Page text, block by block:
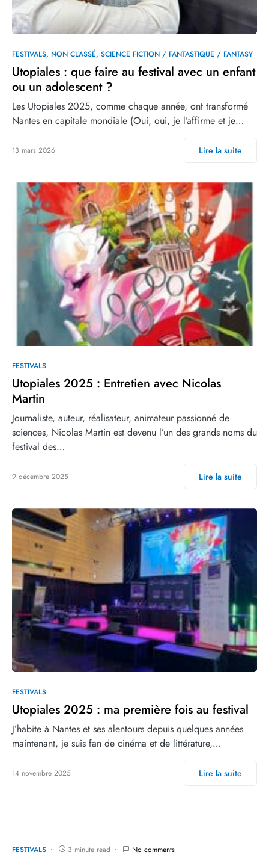
FESTIVALS NON CLASSÉ SCIENCE FICTION / FANTASTIQUE / FANTASY
Utopiales : que faire au festival avec un enfant
ou un adolescent ?
Les Utopiales 2025, comme chaque année, ont transformé
Nantes en capitale mondiale (Oui, oui, je l’affirme et je…
13 mars 2026 Lire la suite
FESTIVALS
Utopiales 2025 : Entretien avec Nicolas
Martin
Journaliste, auteur, réalisateur, animateur passionné de
sciences, Nicolas Martin est devenu l’un des grands noms du
festival des…
9 décembre 2025 Lire la suite
FESTIVALS
Utopiales 2025 : ma première fois au festival
J’habite à Nantes et ses alentours depuis quelques années
maintenant, je suis fan de cinéma et de littérature,…
14 novembre 2025 Lire la suite
FESTIVALS 3 minute read No comments